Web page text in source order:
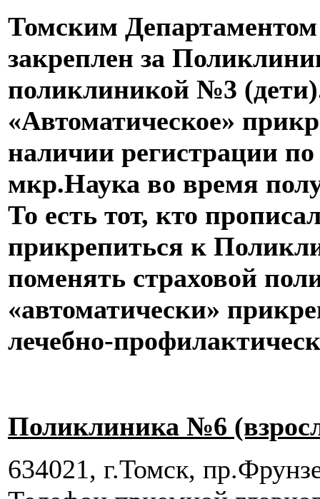
Томским
закреплен за
поликлиникой №3
«Автоматическое»
наличии регистрации
мкр.Наука во время
То есть тот, кто
прикрепиться к
поменять страховой
«автоматически»
лечебно-
Поликлиника №6
634021, г.Томск,